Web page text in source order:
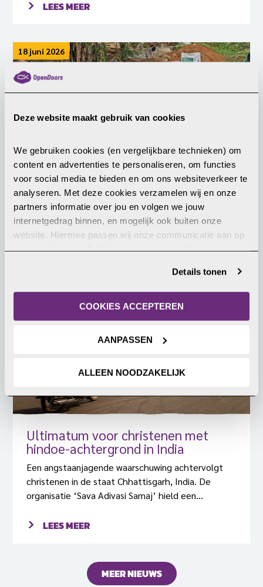
Deze website maakt gebruik van cookies
We gebruiken cookies (en vergelijkbare technieken) om
content en advertenties te personaliseren, om functies
voor social media te bieden en om ons websiteverkeer te
analyseren. Met deze cookies verzamelen wij en onze
partners informatie over jou en volgen we jouw
internetgedrag binnen, en mogelijk ook buiten onze
website. Hiermee passen wij onze communicatie aan op
jouw voorkeuren. Ook kunnen we zo gerichte
internetgedrag. Je kunt je toestemming ook altijd wijzigen
of intrekken. Meer uitleg vind je in onze
privacyverklaring.
Details tonen
COOKIES ACCEPTEREN
AANPASSEN
ALLEEN NOODZAKELIJK
LEES MEER
18 juni 2026
Christenen in India geconfronteerd
met discriminatie en geweld
De afgelopen maanden hebben zich talloze
incidenten voorgedaan. Daarbij werden
kerkdiensten verstoord, predikanten bedreigd of
aangevallen en de bouw van veel kerken stilgelegd.
Ultimatum voor christenen met
hindoe-achtergrond in India
Een angstaanjagende waarschuwing achtervolgt
christenen in de staat Chhattisgarh, India. De
organisatie ‘Sava Adivasi Samaj’ hield een
800 dorpelingen, waarin een ultimatum werd
een ceremonie om te vieren dat iemand terugkeert
naar het oude geloof. Iedereen die dit niet doet
LEES MEER
MEER NIEUWS